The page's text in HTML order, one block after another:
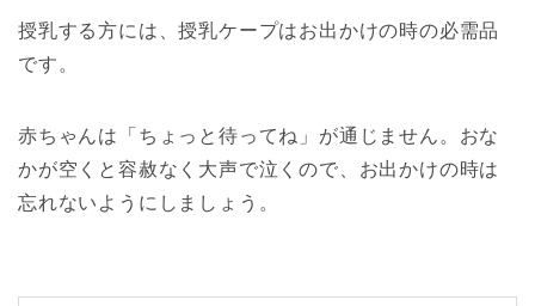
授乳する方には、授乳ケープはお出かけの時の必需品
です。
赤ちゃんは「ちょっと待ってね」が通じません。おな
かが空くと容赦なく大声で泣くので、お出かけの時は
忘れないようにしましょう。